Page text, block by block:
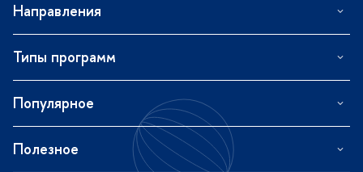
Направления
Типы программ
Популярное
Полезное